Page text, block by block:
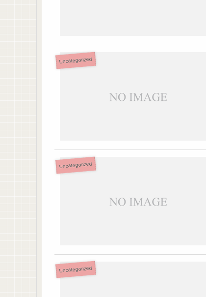
Uncategorized
Uncategorized
Uncategorized